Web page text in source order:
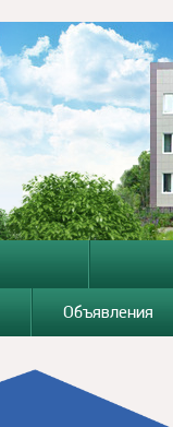
Объявления